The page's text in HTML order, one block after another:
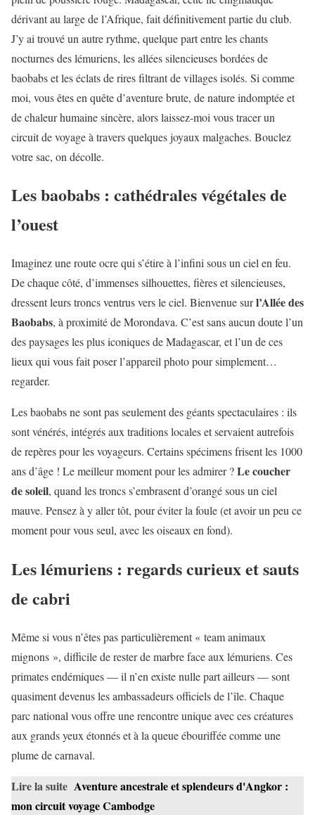
dérivant au large de l’Afrique, fait définitivement partie du club.
J’y ai trouvé un autre rythme, quelque part entre les chants
nocturnes des lémuriens, les allées silencieuses bordées de
baobabs et les éclats de rires filtrant de villages isolés. Si comme
moi, vous êtes en quête d’aventure brute, de nature indomptée et
de chaleur humaine sincère, alors laissez-moi vous tracer un
circuit de voyage à travers quelques joyaux malgaches. Bouclez
votre sac, on décolle.
Les baobabs : cathédrales végétales de
l’ouest
Imaginez une route ocre qui s’étire à l’infini sous un ciel en feu.
De chaque côté, d’immenses silhouettes, fières et silencieuses,
dressent leurs troncs ventrus vers le ciel. Bienvenue surl’Allée des
Baobabs, à proximité de Morondava. C’est sans aucun doute l’un
des paysages les plus iconiques de Madagascar, et l’un de ces
lieux qui vous fait poser l’appareil photo pour simplement…
regarder.
Les baobabs ne sont pas seulement des géants spectaculaires : ils
sont vénérés, intégrés aux traditions locales et servaient autrefois
de repères pour les voyageurs. Certains spécimens frisent les 1000
ans d’âge ! Le meilleur moment pour les admirer ?Le coucher
de soleil, quand les troncs s’embrasent d’orangé sous un ciel
mauve. Pensez à y aller tôt, pour éviter la foule (et avoir un peu ce
moment pour vous seul, avec les oiseaux en fond).
Les lémuriens : regards curieux et sauts
de cabri
Même si vous n’êtes pas particulièrement « team animaux
mignons », difficile de rester de marbre face aux lémuriens. Ces
primates endémiques — il n’en existe nulle part ailleurs — sont
quasiment devenus les ambassadeurs officiels de l’île. Chaque
parc national vous offre une rencontre unique avec ces créatures
aux grands yeux étonnés et à la queue ébouriffée comme une
plume de carnaval.
Lire la suite Aventure ancestrale et splendeurs d'Angkor :
mon circuit voyage Cambodge